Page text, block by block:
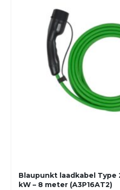
Blaupunkt laadkabel Type 2
kW – 8 meter (A3P16AT2)